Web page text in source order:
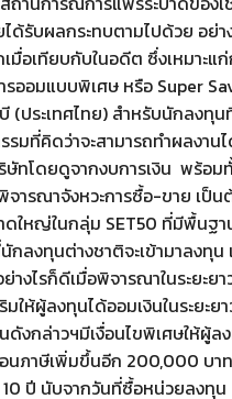
ด้รับผลกระทบตามไปด้วย อย่า
อเทียบกับในอดีต ซึ่งเหมาะแก่
ออมแบบพิเศษ หรือ Super
(ประเทศไทย) สำหรับนักลงทุน
รมที่คิดว่าจะสามารถทำผลงาน
ษัทโดยดูจากงบการเงิน พร้อ
จารณาจังหวะการซื้อ-ขาย เป็น
ใหญ่ในกลุ่ม SET50 ที่มีพื้นฐา
ลงทุนต่างชาติจะเข้ามาลงทุน
งไรก็ดีเมื่อพิจารณาในระยะย
ห้ผู้ลงทุนได้ออมเงินในระยะย
งกล่าวฯมีเงื่อนไขพิเศษให้ผู้ล
นภาษีเพิ่มขึ้นอีก 200,000 บา
10 ปี นับจากวันที่ซื้อหน่วยลงทุน